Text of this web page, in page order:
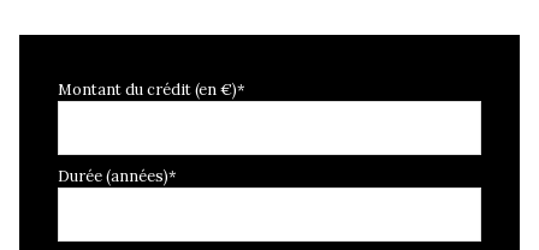
Montant du crédit (en €)*
Durée (années)*